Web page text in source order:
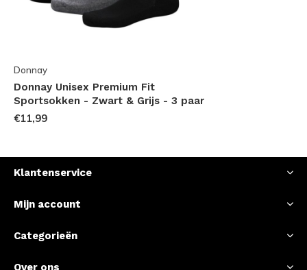
Donnay
Donnay Unisex Premium Fit
Sportsokken - Zwart & Grijs - 3 paar
€11,99
Klantenservice
Mijn account
Categorieën